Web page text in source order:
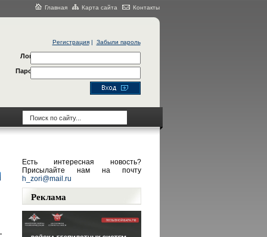
Главная Карта сайта Контакты
Регистрация| Забыли пароль
Логин
Пароль
Есть интересная новость?
Присылайте нам на почту
h_zori@mail.ru
Реклама